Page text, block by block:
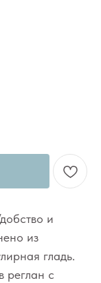
и
из
гладь.
реглан с